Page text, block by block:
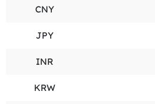
CNY
JPY
INR
KRW